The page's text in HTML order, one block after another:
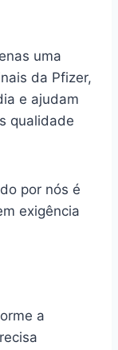
uma
da Pfizer,
e ajudam
qualidade
por nós é
exigência
a